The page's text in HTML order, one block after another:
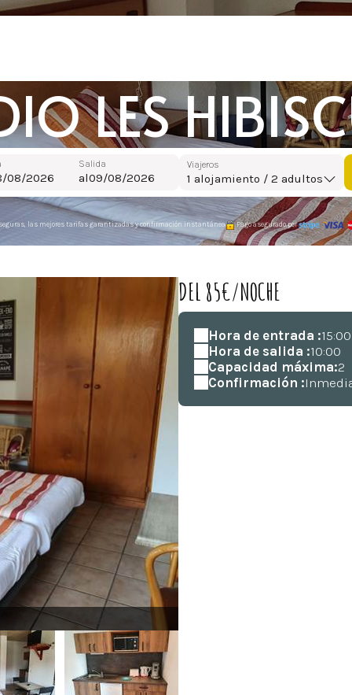
LES
Salida
al
Viajeros
1 alojamiento / 2 adultos
seguras, las mejores tarifas garantizadas y confirmación instantánea Pago asegurado por
DEL 85€/NOCHE
Hora de entrada :15:00
Hora de salida :10:00
Capacidad máxima:2
Confirmación :